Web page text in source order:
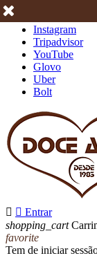
Instagram
Tripadvisor
YouTube
Glovo
Uber
Bolt
  Entrar
shopping_cart
favorite
Tem de iniciar